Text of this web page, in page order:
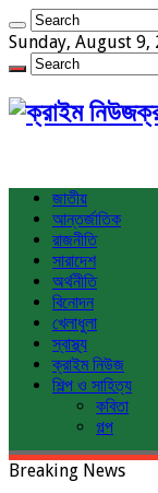
Sunday, August 9,
জাতীয়
আন্তর্জাতিক
রাজনীতি
সারাদেশ
অর্থনীতি
বিনোদন
খেলাধুলা
স্বাস্থ্য
ক্রাইম নিউজ
শিল্প ও সাহিত্য
কবিতা
গল্প
Breaking News